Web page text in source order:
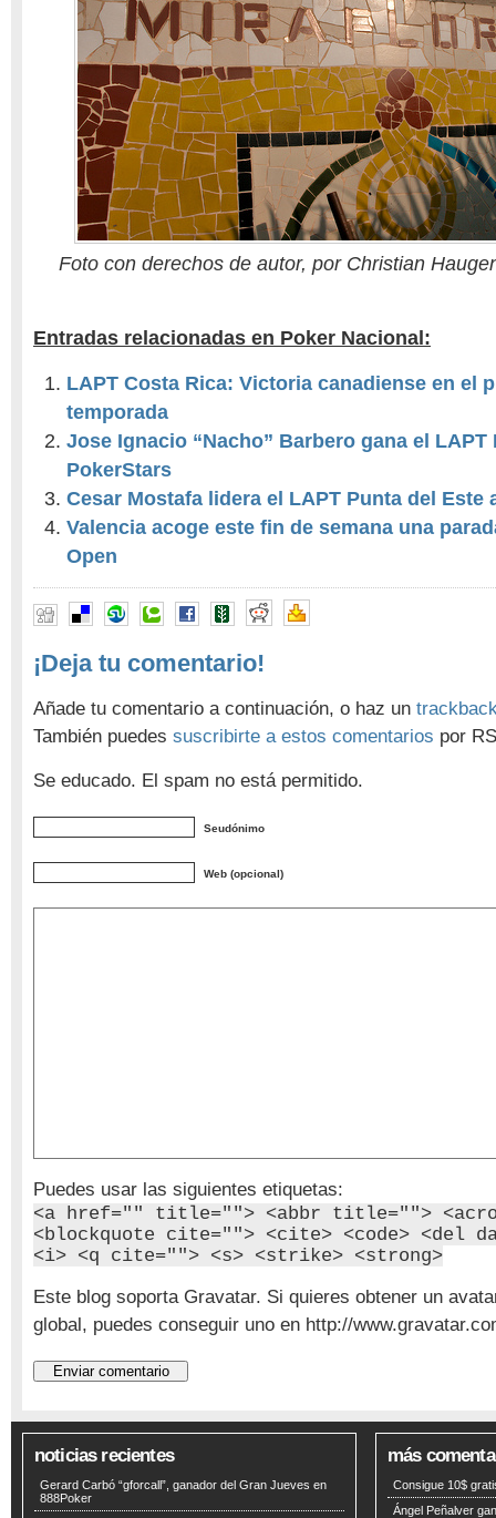
Foto con derechos de autor, por Christian
Entradas relacionadas en Poker Nacional:
LAPT Costa Rica: Victoria canadiense en el
temporada
Jose Ignacio “Nacho” Barbero gana el LAPT
PokerStars
Cesar Mostafa lidera el LAPT Punta del Este
Valencia acoge este fin de semana una
Open
¡Deja tu comentario!
Añade tu comentario a continuación, o haz un
También puedes suscribirte a estos comentarios por
Se educado. El spam no está permitido.
Seudónimo
Web (opcional)
Puedes usar las siguientes etiquetas:
<a href="" title=""> <abbr title="">
<blockquote cite=""> <cite> <code> <del
<i> <q cite=""> <s> <strike> <strong>
Este blog soporta Gravatar. Si quieres obtener un
global, puedes conseguir uno en http://
noticias recientes
Gerard Carbó “gforcall”, ganador del Gran Jueves en
888Poker
más
Consigue 10$
Ángel Peñalver